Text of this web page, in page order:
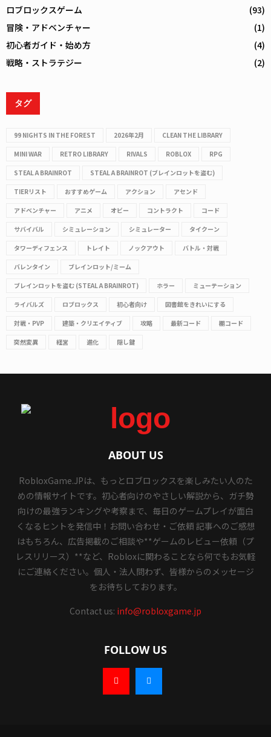
ロブロックスゲーム
(93)
冒険・アドベンチャー
(1)
初心者ガイド・始め方
(4)
戦略・ストラテジー
(2)
タグ
99 NIGHTS IN THE FOREST 2026年2月 CLEAN THE LIBRARY
MINI WAR RETRO LIBRARY RIVALS ROBLOX RPG
STEAL A BRAINROT STEAL A BRAINROT (ブレインロットを盗む)
TIERリスト おすすめゲーム アクション アセンド
アドベンチャー アニメ オビー コントラクト コード
サバイバル シミュレーション シミュレーター タイクーン
タワーディフェンス トレイト ノックアウト バトル・対戦
バレンタイン ブレインロット/ミーム
ブレインロットを盗む (STEAL A BRAINROT) ホラー ミューテーション
ライバルズ ロブロックス 初心者向け 図書館をきれいにする
対戦・PVP 建築・クリエイティブ 攻略 最新コード 棚コード
突然変異 経営 進化 隠し鍵
ABOUT US
RobloxGame.JPは、もっとロブロックスを楽しみたい人のた
めの情報サイトです。初心者向けのやさしい解説から、ガチ勢
向けの最強ランキングや考察まで、毎日のゲームプレイが面白
くなるヒントを発信中！お問い合わせ・ご依頼 記事へのご感想
はもちろん、広告掲載のご相談や**ゲームのレビュー依頼（プ
レスリリース）**など、Robloxに関わることなら何でもお気軽
にご連絡ください。個人・法人問わず、皆様からのメッセージ
をお待ちしております。
Contact us: info@robloxgame.jp
FOLLOW US